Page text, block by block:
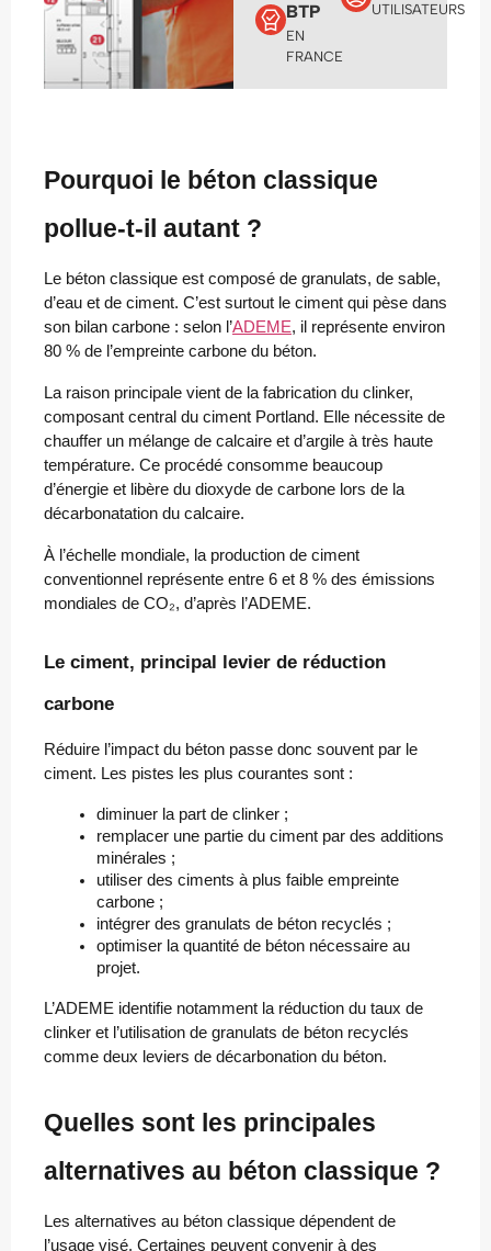
BTP
EN
FRANCE
UTILISATEURS
Pourquoi le béton classique
pollue-t-il autant ?
Le béton classique est composé de granulats, de sable,
d’eau et de ciment. C’est surtout le ciment qui pèse dans
son bilan carbone : selon l’ADEME, il représente environ
80 % de l’empreinte carbone du béton.
La raison principale vient de la fabrication du clinker,
composant central du ciment Portland. Elle nécessite de
chauffer un mélange de calcaire et d’argile à très haute
température. Ce procédé consomme beaucoup
d’énergie et libère du dioxyde de carbone lors de la
décarbonatation du calcaire.
À l’échelle mondiale, la production de ciment
conventionnel représente entre 6 et 8 % des émissions
mondiales de CO₂, d’après l’ADEME.
Le ciment, principal levier de réduction
carbone
Réduire l’impact du béton passe donc souvent par le
ciment. Les pistes les plus courantes sont :
diminuer la part de clinker ;
remplacer une partie du ciment par des additions
minérales ;
utiliser des ciments à plus faible empreinte
carbone ;
intégrer des granulats de béton recyclés ;
optimiser la quantité de béton nécessaire au
projet.
L’ADEME identifie notamment la réduction du taux de
clinker et l’utilisation de granulats de béton recyclés
comme deux leviers de décarbonation du béton.
Quelles sont les principales
alternatives au béton classique ?
Les alternatives au béton classique dépendent de
l’usage visé. Certaines peuvent convenir à des